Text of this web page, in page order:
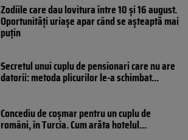
Zodiile care dau lovitura între 10 și 16 august.
Oportunități uriașe apar când se așteaptă mai
puțin
Secretul unui cuplu de pensionari care nu are
datorii: metoda plicurilor le-a schimbat...
Concediu de coșmar pentru un cuplu de
români, în Turcia. Cum arăta hotelul...